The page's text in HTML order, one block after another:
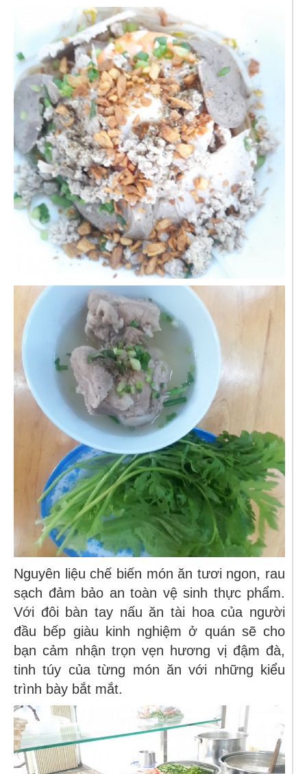
Nguyên liệu chế biến món ăn tươi ngon, rau
sạch đảm bảo an toàn vệ sinh thực phẩm.
Với đôi bàn tay nấu ăn tài hoa của người
đầu bếp giàu kinh nghiệm ở quán sẽ cho
bạn cảm nhận trọn vẹn hương vị đậm đà,
tinh túy của từng món ăn với những kiểu
trình bày bắt mắt.